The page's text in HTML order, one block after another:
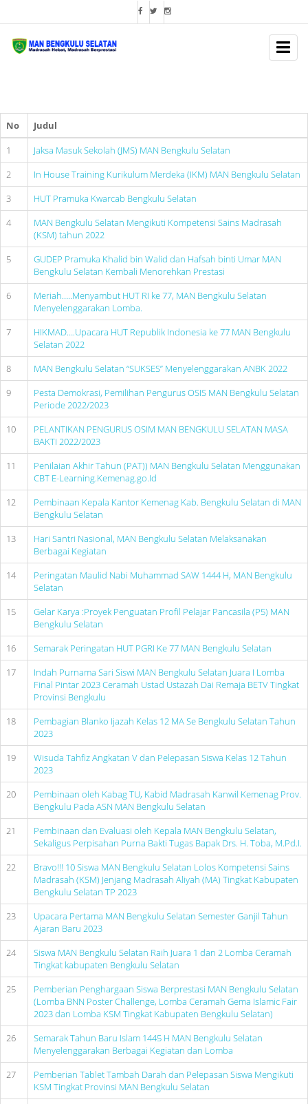
BERITA SEKOLAH
No
Judul
1
Jaksa Masuk Sekolah (JMS) MAN Bengkulu Selatan
2
In House Training Kurikulum Merdeka (IKM) MAN Bengkulu Selatan
3
HUT Pramuka Kwarcab Bengkulu Selatan
4
MAN Bengkulu Selatan Mengikuti Kompetensi Sains Madrasah
(KSM) tahun 2022
5
GUDEP Pramuka Khalid bin Walid dan Hafsah binti Umar MAN
Bengkulu Selatan Kembali Menorehkan Prestasi
6
Meriah…..Menyambut HUT RI ke 77, MAN Bengkulu Selatan
Menyelenggarakan Lomba.
7
HIKMAD….Upacara HUT Republik Indonesia ke 77 MAN Bengkulu
Selatan 2022
8
MAN Bengkulu Selatan “SUKSES” Menyelenggarakan ANBK 2022
9
Pesta Demokrasi, Pemilihan Pengurus OSIS MAN Bengkulu Selatan
Periode 2022/2023
10
PELANTIKAN PENGURUS OSIM MAN BENGKULU SELATAN MASA
BAKTI 2022/2023
11
Penilaian Akhir Tahun (PAT)) MAN Bengkulu Selatan Menggunakan
CBT E-Learning.Kemenag.go.Id
12
Pembinaan Kepala Kantor Kemenag Kab. Bengkulu Selatan di MAN
Bengkulu Selatan
13
Hari Santri Nasional, MAN Bengkulu Selatan Melaksanakan
Berbagai Kegiatan
14
Peringatan Maulid Nabi Muhammad SAW 1444 H, MAN Bengkulu
Selatan
15
Gelar Karya :Proyek Penguatan Profil Pelajar Pancasila (P5) MAN
Bengkulu Selatan
16
Semarak Peringatan HUT PGRI Ke 77 MAN Bengkulu Selatan
17
Indah Purnama Sari Siswi MAN Bengkulu Selatan Juara I Lomba
Final Pintar 2023 Ceramah Ustad Ustazah Dai Remaja BETV Tingkat
Provinsi Bengkulu
18
Pembagian Blanko Ijazah Kelas 12 MA Se Bengkulu Selatan Tahun
2023
19
Wisuda Tahfiz Angkatan V dan Pelepasan Siswa Kelas 12 Tahun
2023
20
Pembinaan oleh Kabag TU, Kabid Madrasah Kanwil Kemenag Prov.
Bengkulu Pada ASN MAN Bengkulu Selatan
21
Pembinaan dan Evaluasi oleh Kepala MAN Bengkulu Selatan,
Sekaligus Perpisahan Purna Bakti Tugas Bapak Drs. H. Toba, M.Pd.I.
22
Bravo!!! 10 Siswa MAN Bengkulu Selatan Lolos Kompetensi Sains
Madrasah (KSM) Jenjang Madrasah Aliyah (MA) Tingkat Kabupaten
Bengkulu Selatan TP 2023
23
Upacara Pertama MAN Bengkulu Selatan Semester Ganjil Tahun
Ajaran Baru 2023
24
Siswa MAN Bengkulu Selatan Raih Juara 1 dan 2 Lomba Ceramah
Tingkat kabupaten Bengkulu Selatan
25
Pemberian Penghargaan Siswa Berprestasi MAN Bengkulu Selatan
(Lomba BNN Poster Challenge, Lomba Ceramah Gema Islamic Fair
2023 dan Lomba KSM Tingkat Kabupaten Bengkulu Selatan)
26
Semarak Tahun Baru Islam 1445 H MAN Bengkulu Selatan
Menyelenggarakan Berbagai Kegiatan dan Lomba
27
Pemberian Tablet Tambah Darah dan Pelepasan Siswa Mengikuti
KSM Tingkat Provinsi MAN Bengkulu Selatan